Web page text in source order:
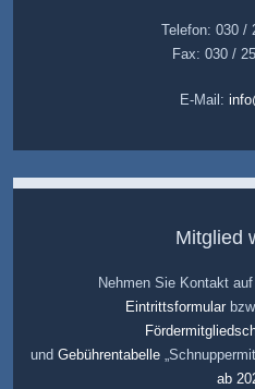
Telefon: 030 /
Fax: 030 /
E-Mail:
Mitglied
Nehmen Sie Kontakt
Eintrittsformularbzw.
und Gebührentabelle
ab